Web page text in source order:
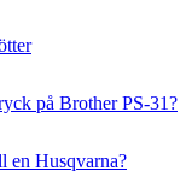
på Brother PS-31?
en Husqvarna?